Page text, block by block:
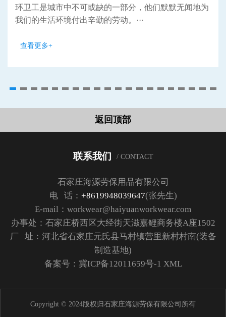
环卫工是城市中不可或缺的一部分，他们默默无闻地为
我们的生活环境付出辛勤的劳动。···
查看更多+
返回顶部
联系我们 / CONTACT
石家庄海源劳保用品有限公司
电 话： +8619948039647(张先生)
E-mail：workwear@haiyuanworkwear.com
办事处：石家庄桥西区大经街天滋嘉鲤商务楼A座1502
厂 址：河北省石家庄元氏县马村镇营里新村村南(装备
制造基地)
备案号： 冀ICP备12011659号-1 XML
Copyright © 2024版权归石家庄海源劳保有限公司所有